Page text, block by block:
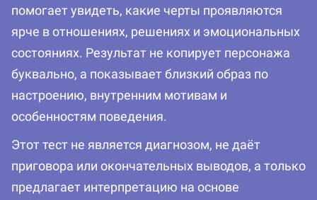
помогает увидеть, какие черты проявляются
ярче в отношениях, решениях и эмоциональных
состояниях. Результат не копирует персонажа
буквально, а показывает близкий образ по
настроению, внутренним мотивам и
особенностям поведения.
Этот тест не является диагнозом, не даёт
приговора или окончательных выводов, а только
предлагает интерпретацию на основе